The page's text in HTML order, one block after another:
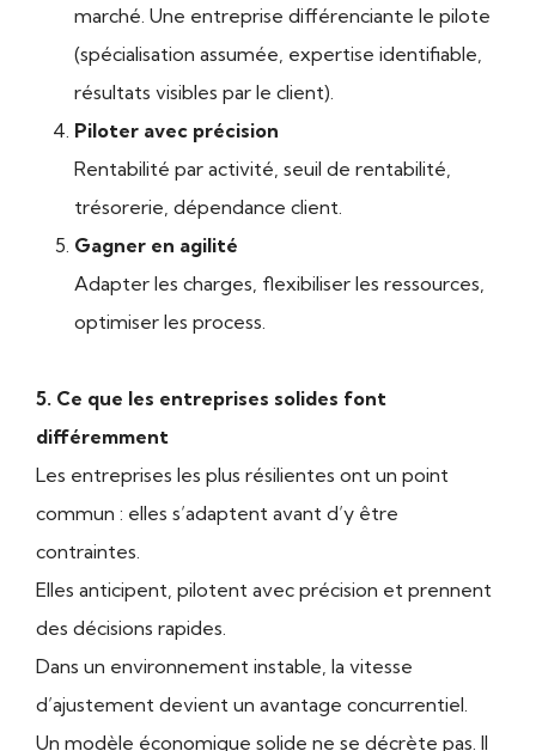
marché. Une entreprise différenciante le pilote
(spécialisation assumée, expertise identifiable,
résultats visibles par le client).
Piloter avec précision
Rentabilité par activité, seuil de rentabilité,
trésorerie, dépendance client.
Gagner en agilité
Adapter les charges, flexibiliser les ressources,
optimiser les process.
5. Ce que les entreprises solides font
différemment
Les entreprises les plus résilientes ont un point
commun : elles s’adaptent avant d’y être
contraintes.
Elles anticipent, pilotent avec précision et prennent
des décisions rapides.
Dans un environnement instable, la vitesse
d’ajustement devient un avantage concurrentiel.
Un modèle économique solide ne se décrète pas. Il